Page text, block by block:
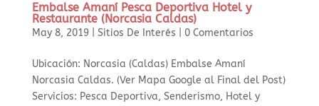
Embalse Amaní Pesca Deportiva Hotel y
Restaurante (Norcasia Caldas)
May 8, 2019| Sitios De Interés 0 Comentarios
Ubicación: Norcasia (Caldas) Embalse Amaní
Norcasia Caldas. (Ver Mapa Google al Final del Post)
Servicios: Pesca Deportiva, Senderismo, Hotel y